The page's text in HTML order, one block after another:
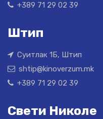
+389 71 29 02 39
Штип
Суитлак 1Б, Штип
shtip@kinoverzum.mk
+389 71 29 02 39
Свети Николе